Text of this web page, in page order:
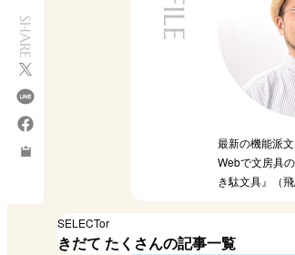
SHARE
最新の機能派
Webで文房具
き駄文具』（
SELECTor
きだて たくさんの記事一覧